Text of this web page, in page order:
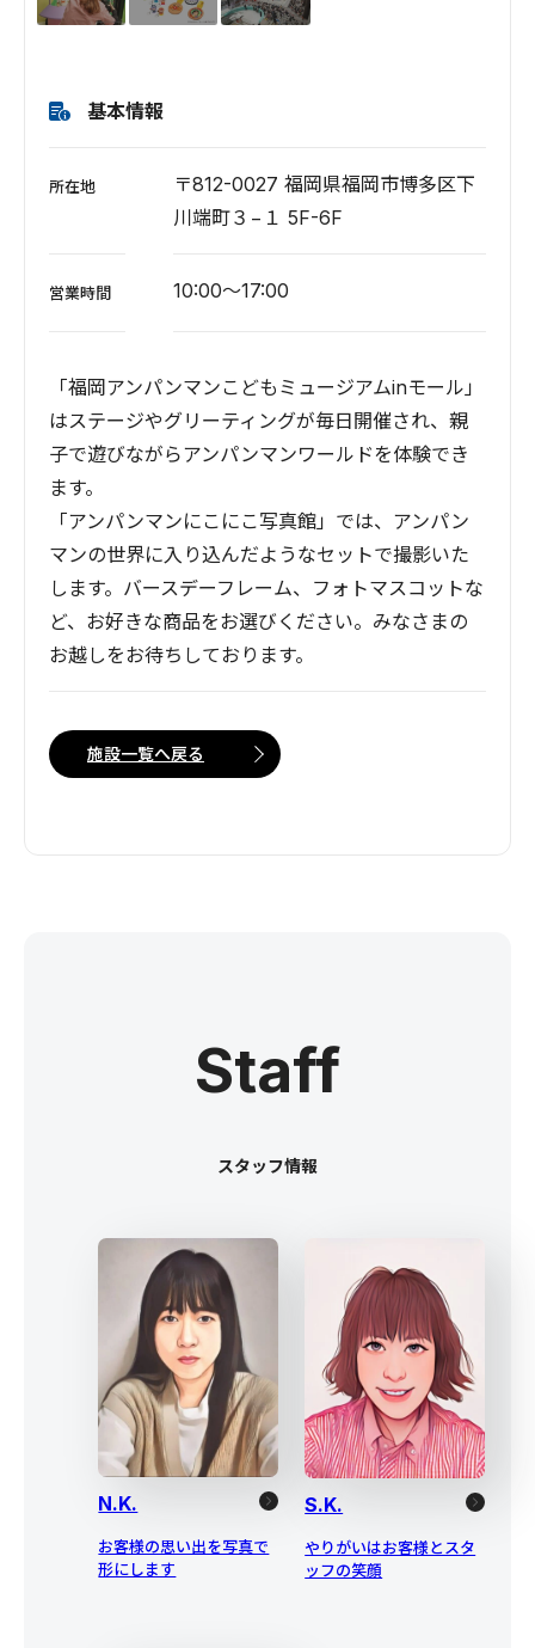
基本情報
所在地
〒812-0027 福岡県福岡市博多区下
川端町３−１ 5F-6F
営業時間 10:00～17:00
「福岡アンパンマンこどもミュージアムinモール」
はステージやグリーティングが毎日開催され、親
子で遊びながらアンパンマンワールドを体験でき
ます。
「アンパンマンにこにこ写真館」では、アンパン
マンの世界に入り込んだようなセットで撮影いた
します。バースデーフレーム、フォトマスコットな
ど、お好きな商品をお選びください。みなさまの
お越しをお待ちしております。
施設一覧へ戻る
Staff
スタッフ情報
N.K.
お客様の思い出を写真で
形にします
S.K.
やりがいはお客様とスタ
ッフの笑顔